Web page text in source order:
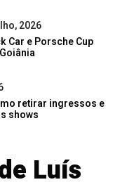
2026
Car e Porsche Cup
retirar ingressos e
shows
Luís